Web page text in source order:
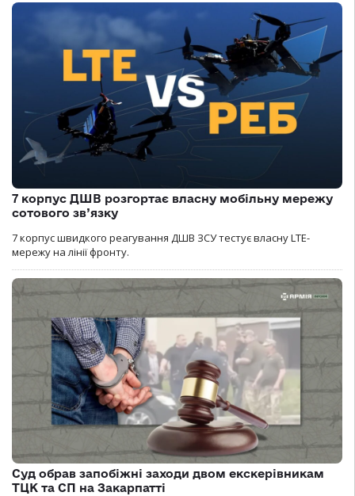
7 корпус ДШВ розгортає власну мобільну мережу
сотового зв’язку
7 корпус швидкого реагування ДШВ ЗСУ тестує власну LTE-
мережу на лінії фронту.
Суд обрав запобіжні заходи двом екскерівникам
ТЦК та СП на Закарпатті